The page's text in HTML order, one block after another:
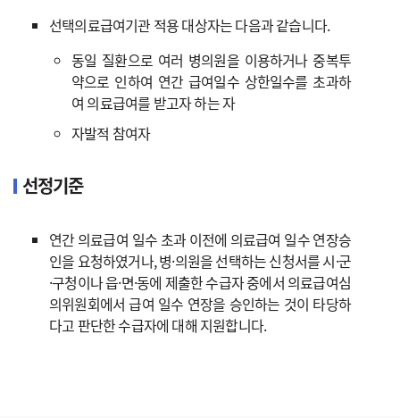
선택의료급여기관 적용 대상자는 다음과 같습니다.
동일 질환으로 여러 병의원을 이용하거나 중복투
약으로 인하여 연간 급여일수 상한일수를 초과하
여 의료급여를 받고자 하는 자
자발적 참여자
선정기준
연간 의료급여 일수 초과 이전에 의료급여 일수 연장승
인을 요청하였거나, 병·의원을 선택하는 신청서를 시·군
·구청이나 읍·면·동에 제출한 수급자 중에서 의료급여심
의위원회에서 급여 일수 연장을 승인하는 것이 타당하
다고 판단한 수급자에 대해 지원합니다.